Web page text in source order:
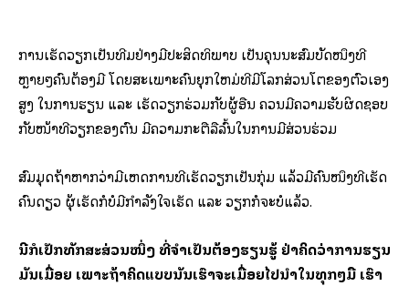
ການເຮັດວຽກເປັນທີມຢ່າງມີປະສິດທິພາບ ເປັນຄຸນນະສົມບັດໜຶ່ງທີ່
ຫຼາຍໆຄົນຕ້ອງມີ ໂດຍສະເພາະຄົນຍຸກໃຫມ່ທີ່ມີໂລກສ່ວນໂຕຂອງຕົວເອງ
ສູງ ໃນການຮຽນ ແລະ ເຮັດວຽກຮ່ວມກັບຜູ້ອື່ນ ຄວນມີຄວາມຮັບຜິດຊອບ
ກັບໜ້າທີ່ວຽກຂອງຕົນ ມີຄວາມກະຕືລືລົ້ນໃນການມີສ່ວນຮ່ວມ
ສົມມຸດຖ້າຫາກວ່າມີເຫດການທີ່ເຮັດວຽກເປັນກຸ່ມ ແລ້ວມີຄົນໜຶ່ງທີ່ເຮັດ
ຄົນດຽວ ຜຸ້ເຮັດກໍບໍ່ມີກຳລັງໃຈເຮັດ ແລະ ວຽກກໍຈະບໍ່ແລ້ວ.
ນີ້ກໍເປັກທັກສະສ່ວນໜຶ່ງ ທີ່ຈຳເປັນຕ້ອງຮຽນຮູ້ ຢ່າຄິດວ່າການຮຽນ
ມັນເມື່ອຍ ເພາະຖ້າຄິດແບບນັ້ນເຮົາຈະເມື່ອຍໄປນໍາໃນທຸກໆມື້ ເຮົາ